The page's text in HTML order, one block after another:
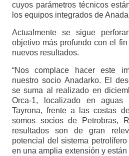
cuyos parámetros técnicos
los equipos integrados de
Actualmente se sigue
objetivo más profundo con el
nuevos resultados.
“Nos complace hacer este
nuestro socio Anadarko. El
se suma al realizado en
Orca-1, localizado en aguas
Tayrona, frente a las costas
somos socios de Petrobras,
resultados son de gran
potencial del sistema
en una amplia extensión y